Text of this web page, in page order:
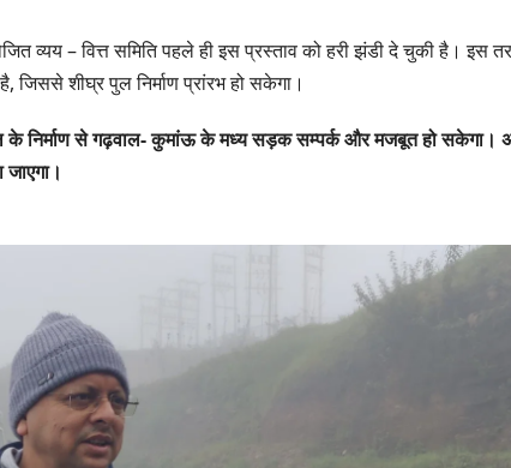
व्यय – वित्त समिति पहले ही इस प्रस्ताव को हरी झंडी दे चुकी है। इस
जिससे शीघ्र पुल निर्माण प्रांरभ हो सकेगा।
निर्माण से गढ़वाल- कुमांऊ के मध्य सड़क सम्पर्क और मजबूत हो सकेगा।